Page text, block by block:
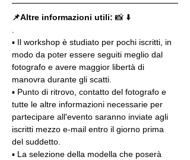
📌Altre informazioni utili: 📸 ⬇️
▪️ Il workshop è studiato per pochi iscritti, in
modo da poter essere seguiti meglio dal
fotografo e avere maggior libertà di
manovra durante gli scatti.
▪️ Punto di ritrovo, contatto del fotografo e
tutte le altre informazioni necessarie per
partecipare all'evento saranno inviate agli
iscritti mezzo e-mail entro il giorno prima
del suddetto.
▪️ La selezione della modella che poserà